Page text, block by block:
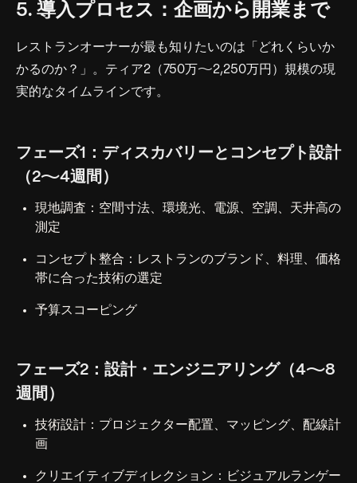
5. 導入プロセス：企画から開業まで
レストランオーナーが最も知りたいのは「どれくらいか
かるのか？」。ティア2（750万〜2,250万円）規模の現
実的なタイムラインです。
フェーズ1：ディスカバリーとコンセプト設計
（2〜4週間）
現地調査：空間寸法、環境光、電源、空調、天井高の
測定
コンセプト整合：レストランのブランド、料理、価格
帯に合った技術の選定
予算スコーピング
フェーズ2：設計・エンジニアリング（4〜8
週間）
技術設計：プロジェクター配置、マッピング、配線計
画
クリエイティブディレクション：ビジュアルランゲー